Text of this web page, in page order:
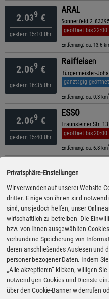
2.039 €
gestern 15:10 Uhr
ARAL
Sonnenfeld 2,
geöffnet bis 22:00
Entfernung: ca. 13.6
2.069 €
gestern 16:35 Uhr
Raiffeisen
Bürgermeister-
ganztägig geöffnet
Entfernung: ca. 0.3 km*
2.069 €
gestern 15:40 Uhr
ESSO
Traunsteiner Str.
geöffnet bis 20:00
Entfernung: ca. 6.8 km*
2.079€
gestern 16:10 Uhr
Salzburger Straße
geöffnet bis 22:00
Entfernung: ca. 6.3 km*
2.079€
gestern 16:30 Uhr
Shell
Traunsteiner Str. 2,
geöffnet bis 22:00
Entfernung: ca. 7.1 km
2.109€
gestern 17:55 Uhr
Freie
Theresienstraße 2,
geöffnet bis 21:00
Privatsphäre-Einstellungen
Wir verwenden auf unserer Website
dritter. Einige von ihnen sind
sind, uns jedoch helfen, unser
wirtschaftlich zu betreiben. Die
bzw. von Ihnen ausgewählten
verbundene Speicherung von
deren anschließendes Auslesen und
personenbezogener Daten. Indem
„Alle akzeptieren“ klicken, willigen
notwendigen Cookies und Dienste
über den Cookie-Banner widerrufen